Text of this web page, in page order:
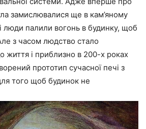
замислювалися ще в кам’яному
люди палили вогонь в будинку, щоб
з часом людство стало
життя і приблизно в 200-х роках
прототип сучасної печі з
того щоб будинок не